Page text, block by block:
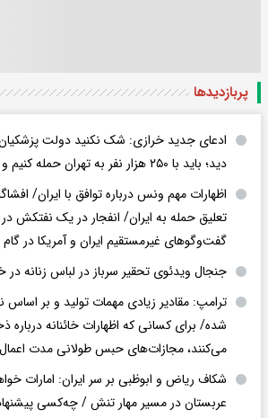
پربازدید‌ها
ادعای جدید خرازی: شک نکنید دولت
دید؛ باید با ۲۵۰ هزار نفر به تهران حمله کنیم و دولت را سرنگون کنیم!
اظهارات مهم ونس درباره توافق با ایران/
تعلیق حمله به ایران/ انفجار در یک نفتکش
گفت‌وگوهای غیرمستقیم ایران و آمریکا در گام
جنجال ویدئوی تحقیر سرباز در لباس زنانه در
ترامپ: مقادیر زیادی مهمات تولید و بر اساس
شده/ برای کسانی که اظهارات خائنانه درباره
می‌کنند، مجازات‌های حبس طولانی مدت
شکاف ریاض و ابوظبی بر سر ایران: امارات
عربستان در مسیر مهار تنش / چه‌کسی